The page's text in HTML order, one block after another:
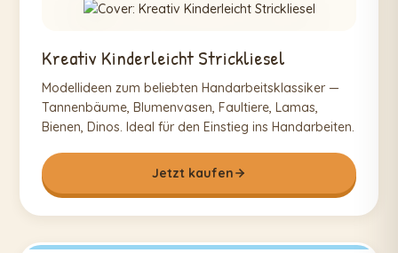
Kreativ Kinderleicht Strickliesel
Modellideen zum beliebten Handarbeitsklassiker —
Tannenbäume, Blumenvasen, Faultiere, Lamas,
Bienen, Dinos. Ideal für den Einstieg ins Handarbeiten.
Jetzt kaufen